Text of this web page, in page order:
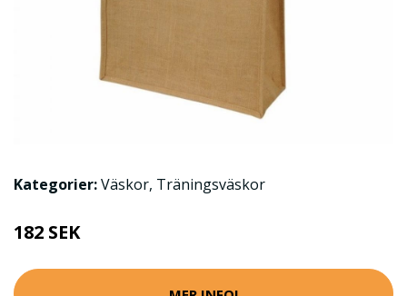
Kategorier:Väskor, Träningsväskor
182 SEK